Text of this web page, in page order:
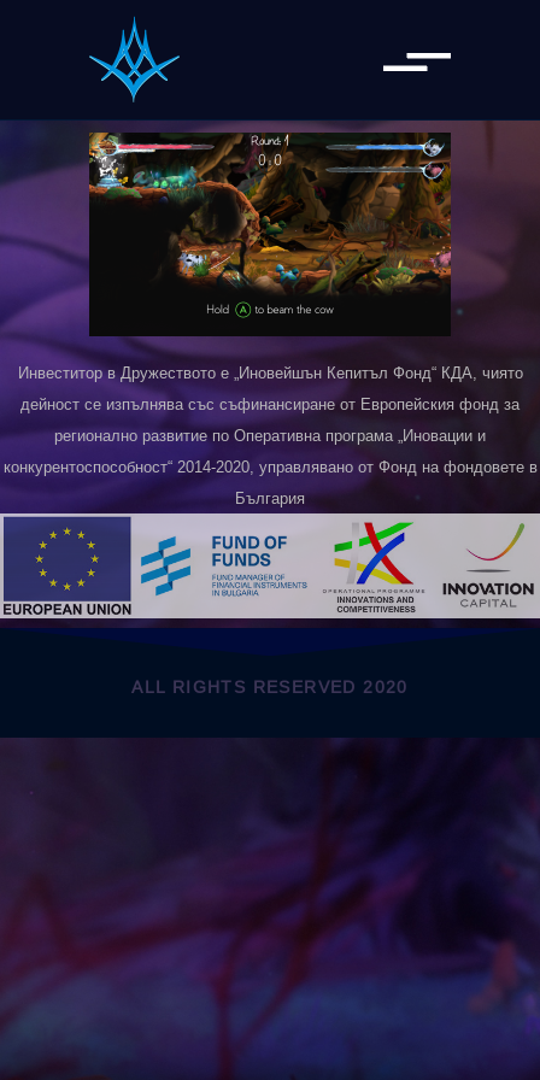
Инвеститор в Дружеството е „Иновейшън Кепитъл Фонд“ КДА, чиято
дейност се изпълнява със съфинансиране от Европейския фонд за
регионално развитие по Оперативна програма „Иновации и
конкурентоспособност“ 2014-2020, управлявано от Фонд на фондовете в
България
ALL RIGHTS RESERVED 2020